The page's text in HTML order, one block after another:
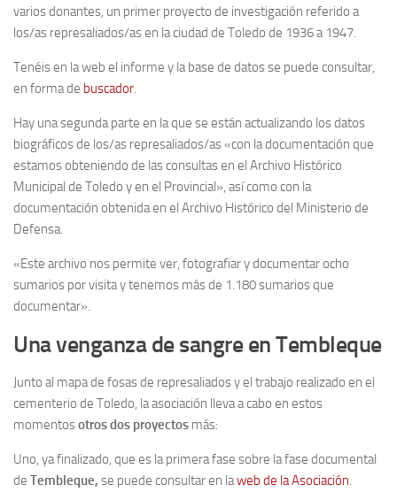
Noticias
varios donantes, un primer proyecto de investigación referido a
los/as represaliados/as en la ciudad de Toledo de 1936 a 1947.
Tenéis en la web el informe y la base de datos se puede consultar,
en forma de buscador.
Hay una segunda parte en la que se están actualizando los datos
biográficos de los/as represaliados/as «con la documentación que
estamos obteniendo de las consultas en el Archivo Histórico
Municipal de Toledo y en el Provincial», así como con la
documentación obtenida en el Archivo Histórico del Ministerio de
Defensa.
«Este archivo nos permite ver, fotografiar y documentar ocho
sumarios por visita y tenemos más de 1.180 sumarios que
documentar».
Una venganza de sangre en Tembleque
Junto al mapa de fosas de represaliados y el trabajo realizado en el
cementerio de Toledo, la asociación lleva a cabo en estos
momentosotros dos proyectos más:
Uno, ya finalizado, que es la primera fase sobre la fase documental
de Tembleque, se puede consultar en laweb de la Asociación.